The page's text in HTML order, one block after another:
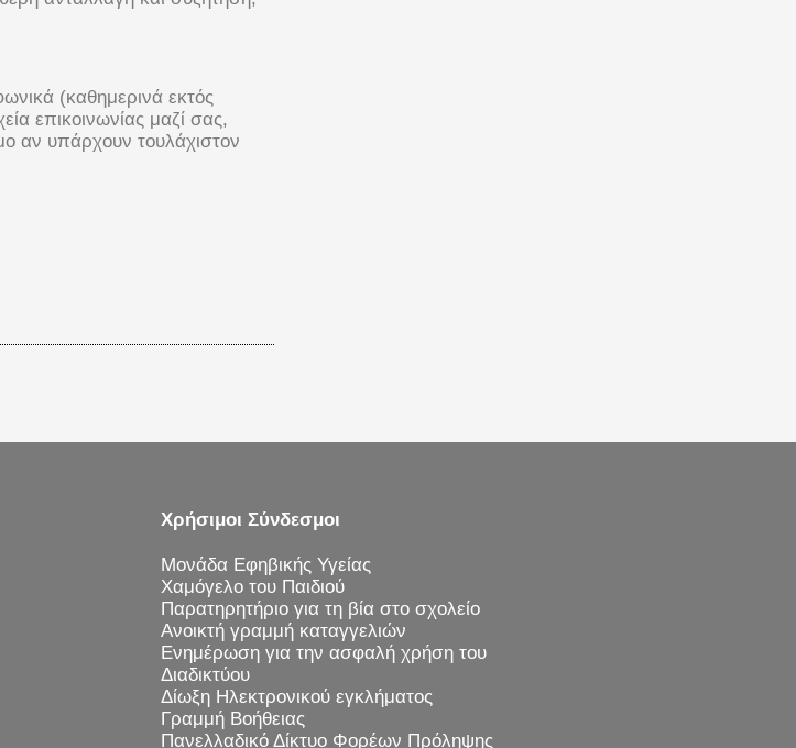
(καθημερινά εκτός
επικοινωνίας μαζί σας,
αν υπάρχουν τουλάχιστον
Χρήσιμοι Σύνδεσμοι
Μονάδα Εφηβικής Υγείας
Χαμόγελο του Παιδιού
Παρατηρητήριο για τη βία στο σχολείο
Ανοικτή γραμμή καταγγελιών
Ενημέρωση για την ασφαλή χρήση του
Διαδικτύου
Δίωξη Ηλεκτρονικού εγκλήματος
Γραμμή Βοήθειας
Πανελλαδικό Δίκτυο Φορέων Πρόληψης